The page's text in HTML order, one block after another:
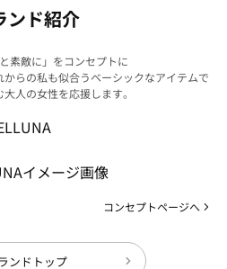
ンド紹介
素敵に」をコンセプトに
らの私も似合うベーシックなアイテムで
人の女性を応援します。
コンセプトページへ
ンドトップ